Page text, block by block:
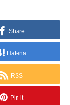
Share
Hatena
RSS
Pin it